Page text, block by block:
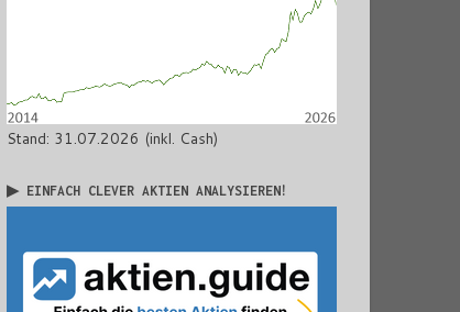
Stand: 31.07.2026 (inkl. Cash)
▶ EINFACH CLEVER AKTIEN ANALYSIEREN!